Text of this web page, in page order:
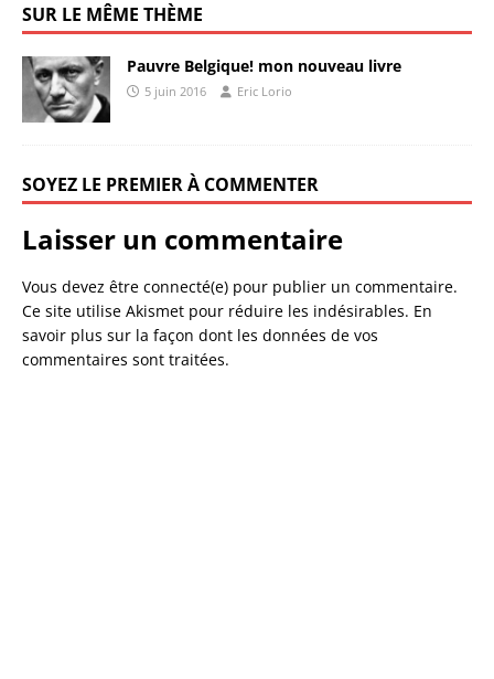
SUR LE MÊME THÈME
Pauvre Belgique! mon nouveau livre
5 juin 2016 Eric Lorio
SOYEZ LE PREMIER À COMMENTER
Laisser un commentaire
Vous devez être connecté(e) pour publier un commentaire.
Ce site utilise Akismet pour réduire les indésirables. En
savoir plus sur la façon dont les données de vos
commentaires sont traitées.